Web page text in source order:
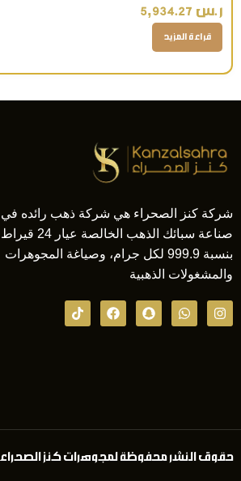
ر.س
قراءة المزيد
شركة كنز الصحراء هي شركة ذهب رائده في
صناعة سبائك الذهب الخالصة عيار 24 قيراط
بنسبة 999.9 لكل جرام، وصياغة المجوهرات
والمشغولات الذهبية
حقوق النشر محفوظة لمجوهرات كنز الصحراء